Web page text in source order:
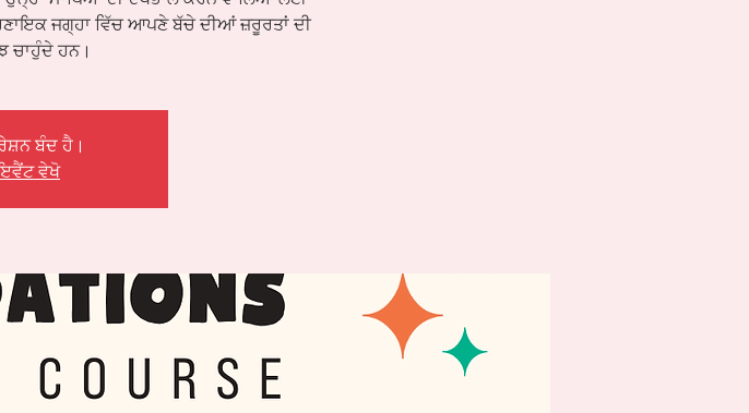
ਜਗ੍ਹਾ ਵਿੱਚ ਆਪਣੇ ਬੱਚੇ ਦੀਆਂ ਜ਼ਰੂਰਤਾਂ ਦੀ
ਚਾਹੁੰਦੇ ਹਨ।
ਬੰਦ ਹੈ।
ਵੇਖੋ